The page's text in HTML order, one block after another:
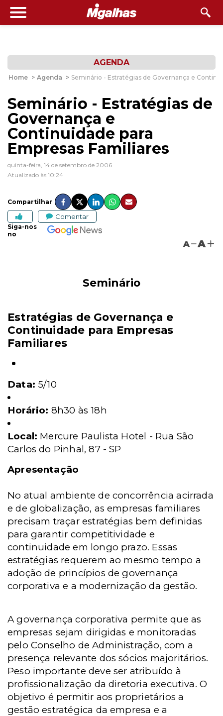
AGENDA
Home > Agenda > Seminário - Estratégias de Governança e
Seminário - Estratégias de
Governança e
Continuidade para
Empresas Familiares
quinta-feira, 14 de setembro de 2006
Atualizado às 10:24
Compartilhar
Comentar
Siga-nos
no
A A
Seminário
Estratégias de Governança e
Continuidade para Empresas
Familiares
Data: 5/10
Horário: 8h30 às 18h
Local: Mercure Paulista Hotel - Rua São
Carlos do Pinhal, 87 -SP
Apresentação
No atual ambiente de concorrência acirrada
e de globalização, as empresas familiares
precisam traçar estratégias bem definidas
para garantir competitividade e
continuidade em longo prazo. Essas
estratégias requerem ao mesmo tempo a
adoção de princípios de governança
corporativa e a modernização da gestão.
A governança corporativa permite que as
empresas sejam dirigidas e monitoradas
pelo Conselho de Administração, com a
presença relevante dos sócios majoritários.
Peso importante deve ser atribuído à
profissionalização da diretoria executiva. O
objetivo é permitir aos proprietários a
gestão estratégica da empresa e a